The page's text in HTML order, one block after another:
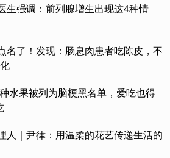
生强调：前列腺增生出现这4种情
名了！发现：肠息肉患者吃陈皮，不
水果被列为脑梗黑名单，爱吃也得
人｜尹律：用温柔的花艺传递生活的